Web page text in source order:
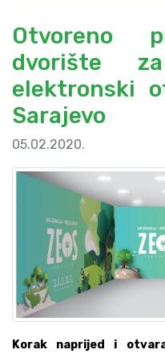
Otvoreno
dvorište
elektronski
Sarajevo
05.02.2020.
Korak naprijed i